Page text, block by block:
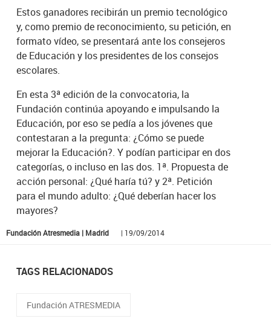
Estos ganadores recibirán un premio tecnológico
y, como premio de reconocimiento, su petición, en
formato vídeo, se presentará ante los consejeros
de Educación y los presidentes de los consejos
escolares.
En esta 3ª edición de la convocatoria, la
Fundación continúa apoyando e impulsando la
Educación, por eso se pedía a los jóvenes que
contestaran a la pregunta: ¿Cómo se puede
mejorar la Educación?. Y podían participar en dos
categorías, o incluso en las dos. 1ª. Propuesta de
acción personal: ¿Qué haría tú? y 2ª. Petición
para el mundo adulto: ¿Qué deberían hacer los
mayores?
Fundación Atresmedia | Madrid | 19/09/2014
TAGS RELACIONADOS
Fundación ATRESMEDIA